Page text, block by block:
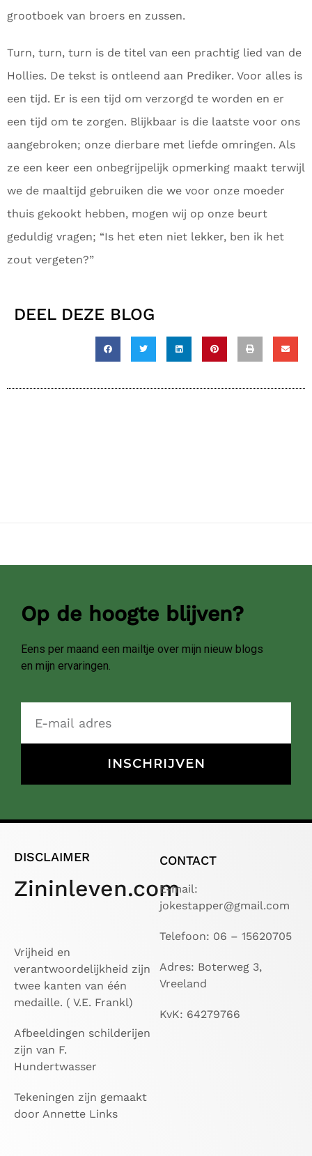
grootboek van broers en zussen.
Turn, turn, turn is de titel van een prachtig lied van de
Hollies. De tekst is ontleend aan Prediker. Voor alles is
een tijd. Er is een tijd om verzorgd te worden en er
een tijd om te zorgen. Blijkbaar is die laatste voor ons
aangebroken; onze dierbare met liefde omringen. Als
ze een keer een onbegrijpelijk opmerking maakt terwijl
we de maaltijd gebruiken die we voor onze moeder
thuis gekookt hebben, mogen wij op onze beurt
geduldig vragen; “Is het eten niet lekker, ben ik het
zout vergeten?”
DEEL DEZE BLOG
Op de hoogte blijven?
Eens per maand een mailtje over mijn nieuw blogs
en mijn ervaringen.
INSCHRIJVEN
DISCLAIMER
Zininleven.com
Vrijheid en
verantwoordelijkheid zijn
twee kanten van één
medaille. ( V.E. Frankl)
Afbeeldingen schilderijen
zijn van F.
Hundertwasser
Tekeningen zijn gemaakt
door Annette Links
CONTACT
E-mail:
jokestapper@gmail.com
Telefoon: 06 – 15620705
Adres: Boterweg 3,
Vreeland
KvK: 64279766